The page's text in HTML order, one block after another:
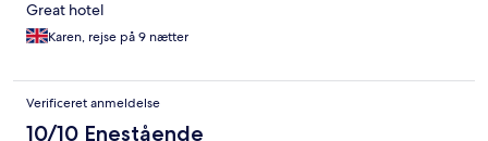
Great hotel
Karen, rejse på 9 nætter
Verificeret anmeldelse
10/10 Enestående